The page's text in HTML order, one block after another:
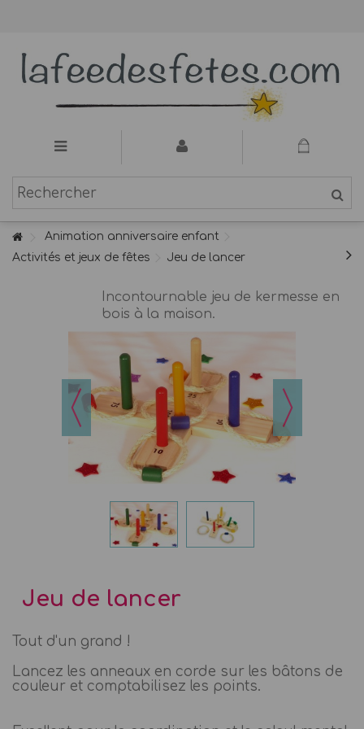
Animation anniversaire enfant
Activités et jeux de fêtes
Jeu de lancer
Incontournable jeu de kermesse en
bois à la maison.
Jeu de lancer
Tout d'un grand !
Lancez les anneaux en corde sur les bâtons de
couleur et comptabilisez les points.